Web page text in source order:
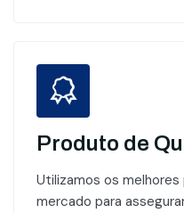
Produto de
Utilizamos os
mercado para